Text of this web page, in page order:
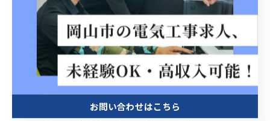
を共有することが、感電事故ゼロへの近道です。
地域特有の地形を踏まえた電気工事
対策
お問い合わせはこちら